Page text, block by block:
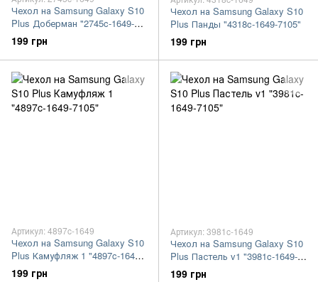
Чехол на Samsung Galaxy S10
Plus Доберман "2745c-1649-
7105"
199 грн
Чехол на Samsung Galaxy S10
Plus Панды "4318c-1649-7105"
199 грн
Артикул: 4897c-1649
Чехол на Samsung Galaxy S10
Plus Камуфляж 1 "4897c-1649-
7105"
199 грн
Артикул: 3981c-1649
Чехол на Samsung Galaxy S10
Plus Пастель v1 "3981c-1649-
7105"
199 грн